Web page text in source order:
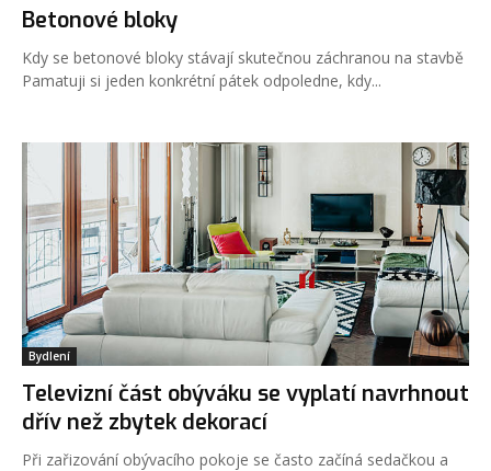
Betonové bloky
Kdy se betonové bloky stávají skutečnou záchranou na stavbě
Pamatuji si jeden konkrétní pátek odpoledne, kdy...
Bydlení
Televizní část obýváku se vyplatí navrhnout
dřív než zbytek dekorací
Při zařizování obývacího pokoje se často začíná sedačkou a